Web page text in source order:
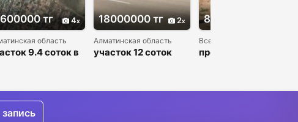
тг 4
область
9.4 соток в
18000000 тг 2
Алматинская область
участок 12 соток
800000 тг
Все Алматинская область
продам участки под